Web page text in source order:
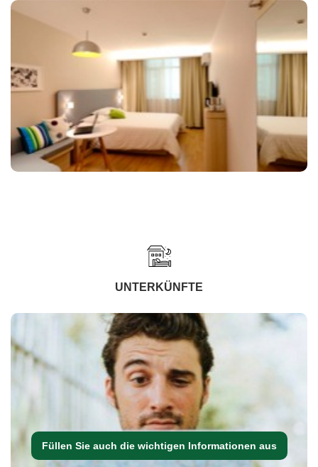
UNTERKÜNFTE
Füllen Sie auch die wichtigen Informationen aus